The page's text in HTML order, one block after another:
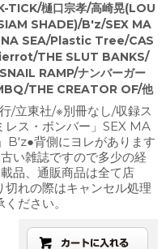
TICK/樋口宗孝/高崎晃(LOU
SHADE)/B'z/SEX MA
SEA/Plastic Tree/CAS
THE SLUT BANKS/
RAMP/ナンバーガー
THE CREATOR OF/他
/立東社/※別冊なし/収録ス
レス・ボンバー」SEX MA
背側にヨレがあります
い雑誌ですので多少の経
品、通販商品は全て店
れの際はキャンセル処理
ださい。